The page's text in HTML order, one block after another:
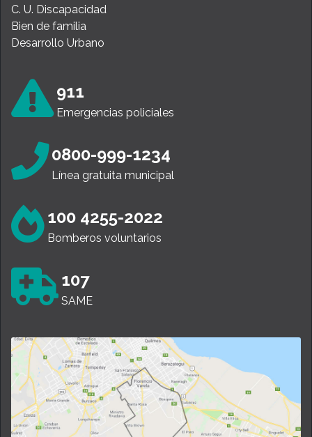
C. U. Discapacidad
Bien de familia
Desarrollo Urbano
911
Emergencias policiales
0800-999-1234
Línea gratuita municipal
100 4255-2022
Bomberos voluntarios
107
SAME